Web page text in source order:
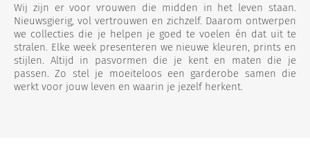
Wij zijn er voor vrouwen die midden in het leven staan.
Nieuwsgierig, vol vertrouwen en zichzelf. Daarom ontwerpen
we collecties die je helpen je goed te voelen én dat uit te
stralen. Elke week presenteren we nieuwe kleuren, prints en
stijlen. Altijd in pasvormen die je kent en maten die je
passen. Zo stel je moeiteloos een garderobe samen die
werkt voor jouw leven en waarin je jezelf herkent.